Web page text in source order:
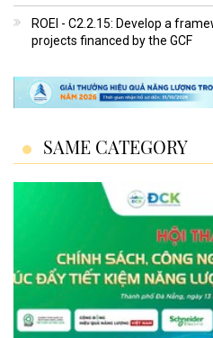
ROEI - C2.2.15: Develop a
projects financed by the GCF
SAME CATEGORY